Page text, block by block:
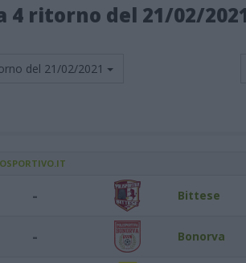
4 ritorno del 21/02/
del 21/02/2021
- Bittese
- Bonorva